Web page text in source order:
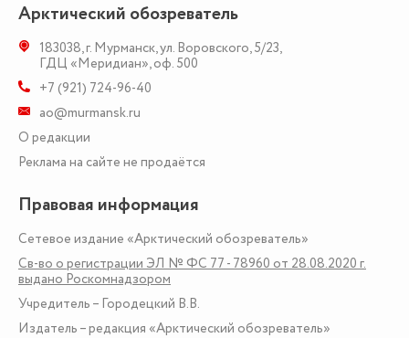
Арктический обозреватель
183038,г. Мурманск,ул. Воровского, 5/23,
ГДЦ «Меридиан», оф. 500
+7 (921) 724-96-40
ao@murmansk.ru
О редакции
Реклама на сайте не продаётся
Правовая информация
Сетевое издание «Арктический обозреватель»
Св-во о регистрации ЭЛ № ФС 77 - 78960 от 28.08.2020 г.
выдано Роскомнадзором
Учредитель – Городецкий В.В.
Издатель – редакция «Арктический обозреватель»